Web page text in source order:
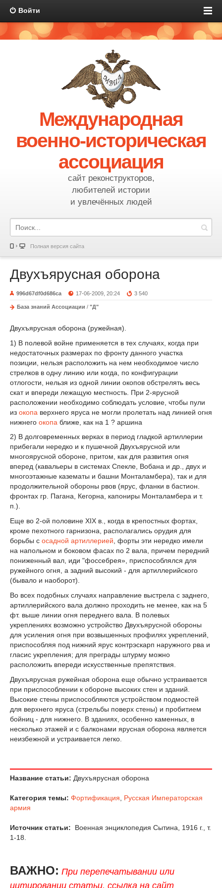
Войти
Международная
военно-историческая
ассоциация
сайт реконструкторов,
любителей истории
и увлечённых людей
Полная версия сайта
Двухъярусная оборона
996d67df0d686ca 17-06-2009, 20:24 3 540
База знаний Ассоциации / "Д"
Двухъярусная оборона (ружейная).
1) В полевой войне применяется в тех случаях, когда при
недостаточных размерах по фронту данного участка
позиции, нельзя расположить на нем необходимое число
стрелков в одну линию или когда, по конфигурации
отлогости, нельзя из одной линии окопов обстрелять весь
скат и впереди лежащую местность. При 2-ярусной
расположении необходимо соблюдать условие, чтобы пули
из окопа верхнего яруса не могли пролетать над линией огня
нижнего окопа ближе, как на 1 ? аршина
2) В долговременных верках в период гладкой артиллерии
прибегали нередко и к пушечной Двухъярусной или
многоярусной обороне, притом, как для развития огня
вперед (кавальеры в системах Спекле, Вобана и др., двух и
многоэтажные казематы и башни Монталамбера), так и для
продолжительной обороны рвов (ярус, фланки в бастион.
фронтах гр. Пагана, Кегорна, капониры Монталамбера и т.
п.).
Еще во 2-ой половине XIX в., когда в крепостных фортах,
кроме пехотного гарнизона, располагались орудия для
борьбы с осадной артиллерией , форты эти нередко имели
на напольном и боковом фасах по 2 вала, причем передний
пониженный вал, иди "фоссебрея», приспособлялся для
ружейного огня, а задний высокий - для артиллерийского
(бывало и наоборот).
Во всех подобных случаях направление выстрела с заднего,
артиллерийского вала должно проходить не менее, как на 5
фт. выше линии огня переднего вала. В полевых
укреплениях возможно устройство Двухъярусной обороны
для усиления огня при возвышенных профилях укреплений,
приспособляя под нижний ярус контрэскарп наружного рва и
гласис укрепления; для преграды штурму можно
расположить впереди искусственные препятствия.
Двухъярусная ружейная оборона еще обычно устраивается
при приспособлении к обороне высоких стен и зданий.
Высокие стены приспособляются устройством подмостей
для верхнего яруса (стрельбы поверх стены) и пробитием
бойниц - для нижнего. В зданиях, особенно каменных, в
несколько этажей и с балконами ярусная оборона является
неизбежной и устраивается легко.
Название статьи: Двухъярусная оборона
Категория темы: Фортификация
Русская Императорская
армия
Источник статьи:
Военная энциклопедия Сытина, 1916 г., т.
1-18.
ВАЖНО: При перепечатывании или
цитировании статьи, ссылка на сайт